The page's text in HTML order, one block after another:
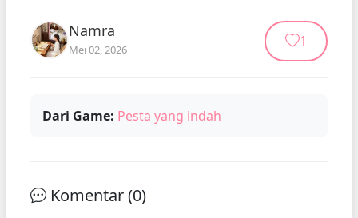
Namra
Mei 02, 2026 1
Dari Game: Pesta yang indah
Komentar (0)